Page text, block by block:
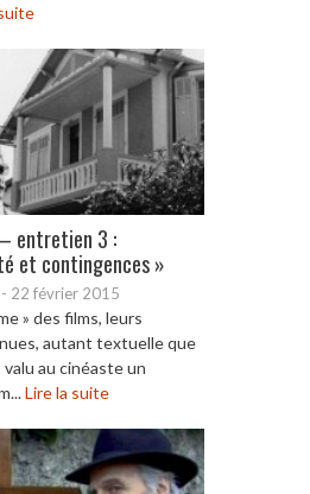
entretien 3 :
et contingences »
- 22 février 2015
» des films, leurs
autant textuelle que
au cinéaste un
Lire la suite